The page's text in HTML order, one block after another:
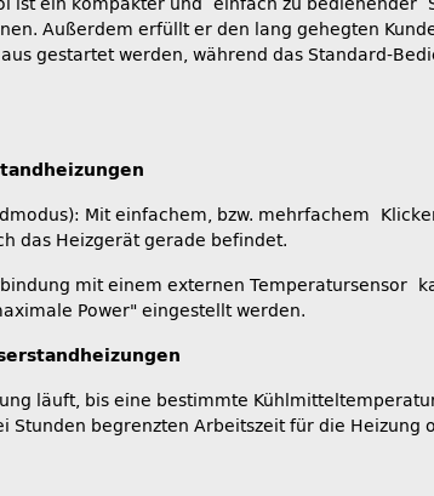
ist ein kompakter und einfach zu
Außerdem erfüllt er den lang gehegten
gestartet werden, während das Standard-
Mit einfachem, bzw. mehrfachem
das Heizgerät gerade befindet.
mit einem externen Temperatursensor
Power" eingestellt werden.
läuft, bis eine bestimmte
Stunden begrenzten Arbeitszeit für die